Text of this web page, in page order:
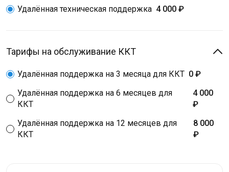
Удалённая техническая поддержка 4 000 ₽
Тарифы на обслуживание ККТ
Удалённая поддержка на 3 месяца для ККТ 0 ₽
Удалённая поддержка на 6 месяцев для
ККТ
4 000
₽
Удалённая поддержка на 12 месяцев для
ККТ
8 000
₽